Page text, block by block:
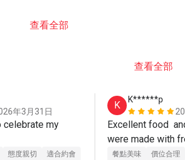
查看全部
查看全部
年3月31日
celebrate my
the show
態度親切
適合約會
K
K******p
Excellent food
were made with
and cooked to
餐點美味
價位合理